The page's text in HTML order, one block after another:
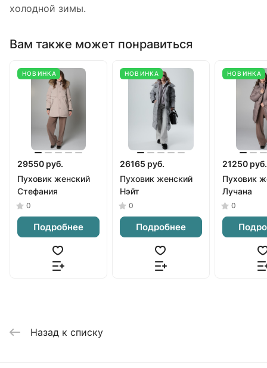
холодной зимы.
Вам также может понравиться
НОВИНКА
29550 руб.
Пуховик женский
Стефания
0
Подробнее
НОВИНКА
26165 руб.
Пуховик женский
Нэйт
0
Подробнее
НОВИНКА
21250 руб.
Пуховик
Лучана
0
Назад к списку